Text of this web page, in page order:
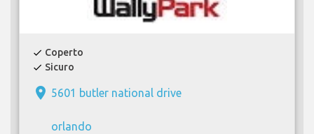
check Coperto
check Sicuro
place 5601 butler national drive
orlando